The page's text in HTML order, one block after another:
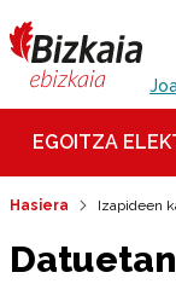
EGOITZA
Hasiera Izapideen